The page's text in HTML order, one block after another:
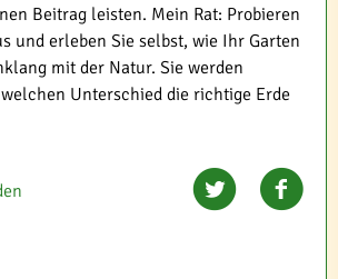
Beitrag leisten. Mein Rat: Probieren
und erleben Sie selbst, wie Ihr Garten
mit der Natur. Sie werden
Unterschied die richtige Erde